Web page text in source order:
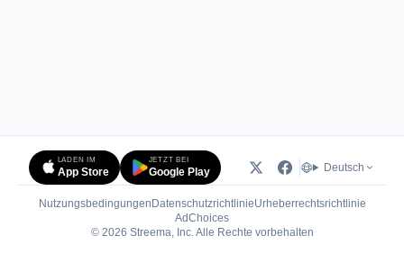
LADEN IM
App Store
JETZT BEI
Google Play Deutsch
Nutzungsbedingungen DatenschutzrichtlinieUrheberrechtsrichtlinie
AdChoices(öffnet in neuem Tab)
© 2026 Streema, Inc. Alle Rechte vorbehalten